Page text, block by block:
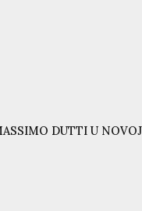
DUTTI U